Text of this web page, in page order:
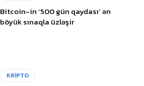
Bitcoin-in ‘500 gün qaydası’ ən
böyük sınaqla üzləşir
KRİPTO